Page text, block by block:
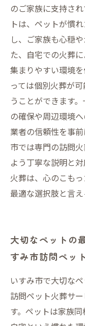
のご家族に支持さ
トは、ペットが慣
し、ご家族も心穏
た、自宅での火葬
集まりやすい環境
っては個別火葬が
うことができます
の確保や周辺環境
業者の信頼性を事
市では専門の訪問
よう丁寧な説明と
火葬は、心のこも
最適な選択肢と言え
大切なペットの
すみ市訪問ペッ
いすみ市で大切な
訪問ペット火葬サ
す。ペットは家族